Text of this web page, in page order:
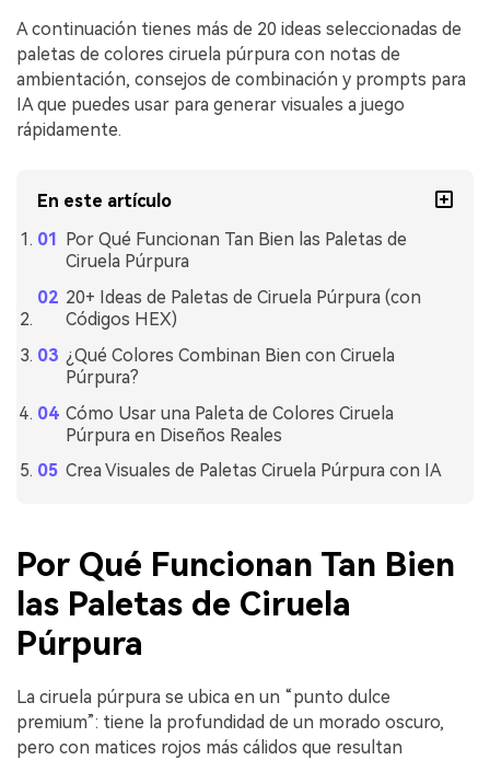
A continuación tienes más de 20 ideas seleccionadas de
paletas de colores ciruela púrpura con notas de
ambientación, consejos de combinación y prompts para
IA que puedes usar para generar visuales a juego
rápidamente.
En este artículo
Por Qué Funcionan Tan Bien las Paletas de
Ciruela Púrpura
20+ Ideas de Paletas de Ciruela Púrpura (con
Códigos HEX)
¿Qué Colores Combinan Bien con Ciruela
Púrpura?
Cómo Usar una Paleta de Colores Ciruela
Púrpura en Diseños Reales
Crea Visuales de Paletas Ciruela Púrpura con IA
Por Qué Funcionan Tan Bien
las Paletas de Ciruela
Púrpura
La ciruela púrpura se ubica en un “punto dulce
premium”: tiene la profundidad de un morado oscuro,
pero con matices rojos más cálidos que resultan